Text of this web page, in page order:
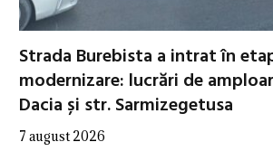
Strada Burebista a intrat în
modernizare: lucrări de
Dacia și str. Sarmizegetusa
7 august 2026